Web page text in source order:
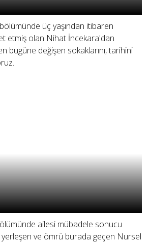
üç yaşından itibaren
etmiş olan Nihat İncekara'dan
bugüne değişen sokaklarını, tarihini
ailesi mübadele sonucu
ve ömrü burada geçen Nursel